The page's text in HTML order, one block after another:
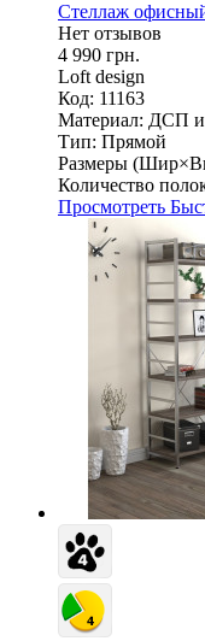
Стеллаж
Нет отзывов
4 990 грн.
Loft design
Код: 11163
Материал: ДСП и
Тип: Прямой
Размеры
Количество
Просмотреть